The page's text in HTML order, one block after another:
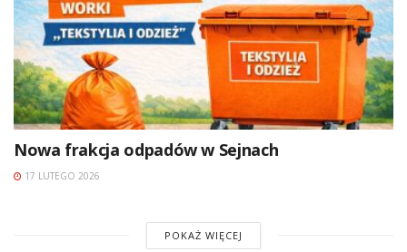
Nowa frakcja odpadów w Sejnach
17 LUTEGO 2026
POKAŻ WIĘCEJ